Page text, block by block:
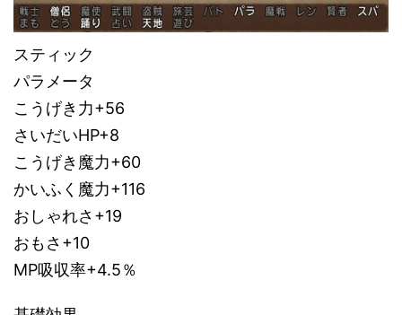
スティック
パラメータ
こうげき力+56
さいだいHP+8
こうげき魔力+60
かいふく魔力+116
おしゃれさ+19
おもさ+10
MP吸収率+4.5％